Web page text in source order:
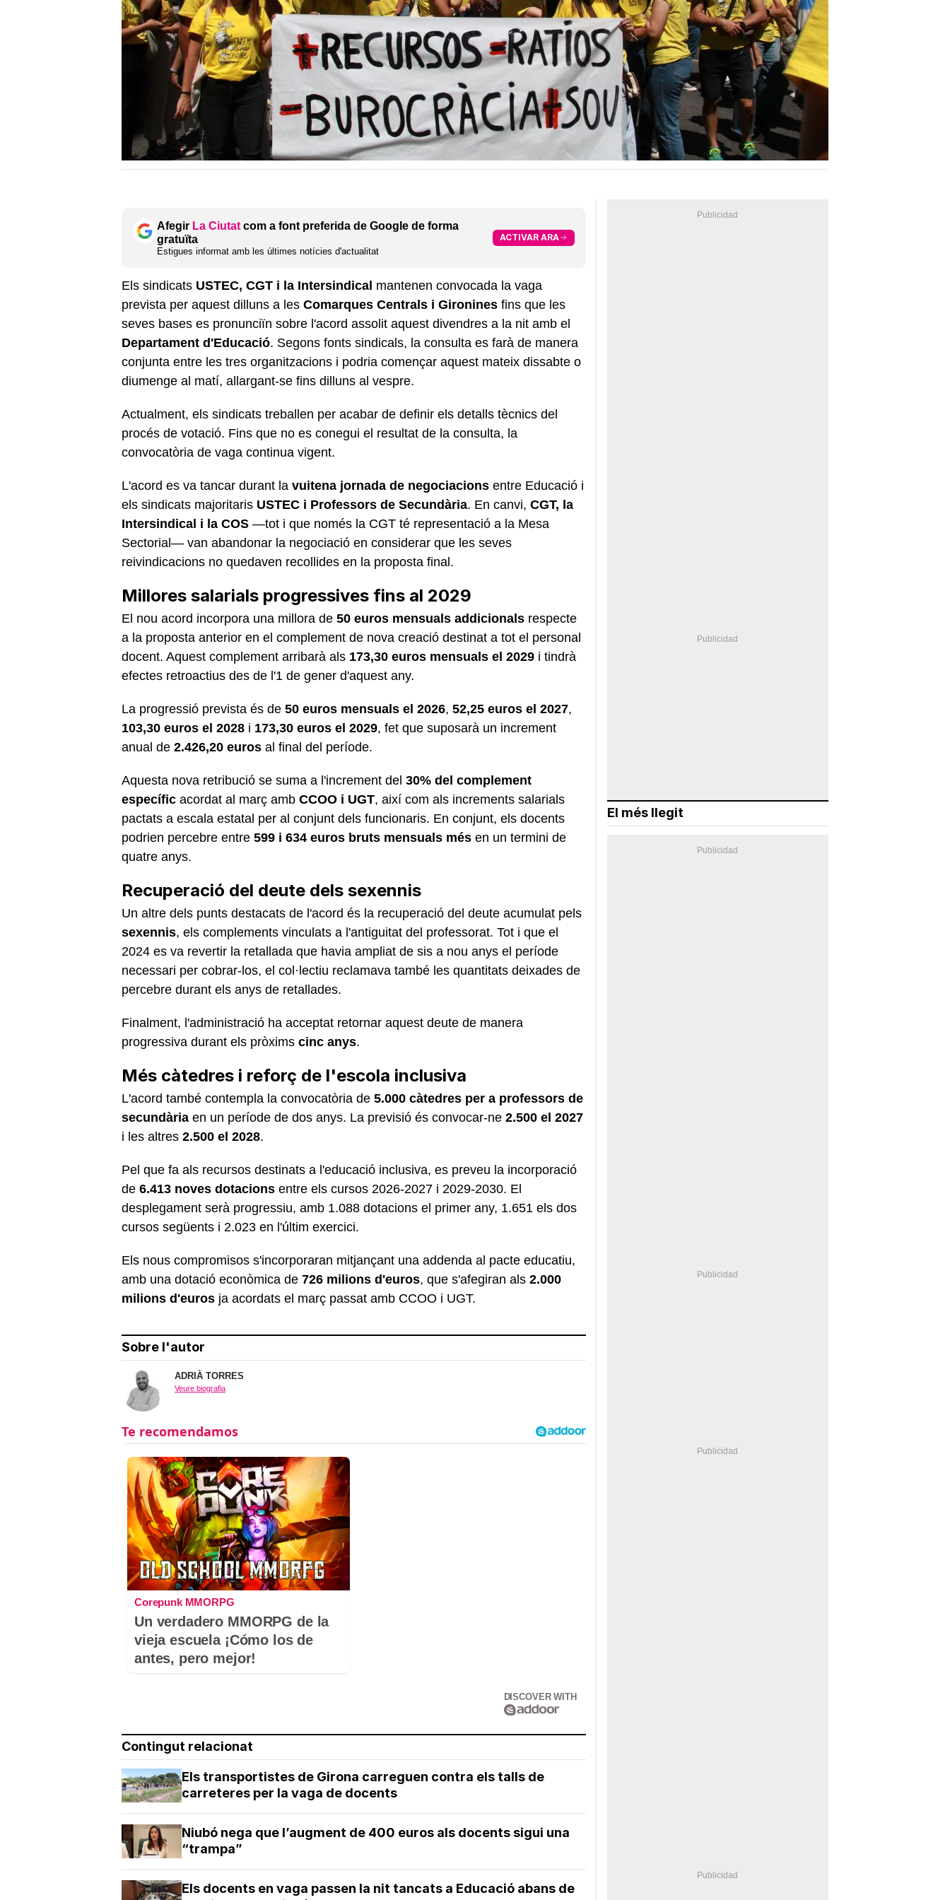
Afegir La Ciutat com a font preferida de Google de forma
gratuïta
Estigues informat amb les últimes notícies d'actualitat
ACTIVAR ARA
Els sindicats USTEC, CGT i la Intersindical mantenen convocada la vaga
prevista per aquest dilluns a les Comarques Centrals i Gironines fins que les
seves bases es pronunciïn sobre l'acord assolit aquest divendres a la nit amb el
Departament d'Educació. Segons fonts sindicals, la consulta es farà de manera
conjunta entre les tres organitzacions i podria començar aquest mateix dissabte o
diumenge al matí, allargant-se fins dilluns al vespre.
Actualment, els sindicats treballen per acabar de definir els detalls tècnics del
procés de votació. Fins que no es conegui el resultat de la consulta, la
convocatòria de vaga continua vigent.
L'acord es va tancar durant la vuitena jornada de negociacions entre Educació i
els sindicats majoritaris USTEC i Professors de Secundària. En canvi, CGT, la
Intersindical i la COS —tot i que només la CGT té representació a la Mesa
Sectorial— van abandonar la negociació en considerar que les seves
reivindicacions no quedaven recollides en la proposta final.
Millores salarials progressives fins al 2029
El nou acord incorpora una millora de 50 euros mensuals addicionals respecte
a la proposta anterior en el complement de nova creació destinat a tot el personal
docent. Aquest complement arribarà als 173,30 euros mensuals el 2029 i tindrà
efectes retroactius des de l'1 de gener d'aquest any.
La progressió prevista és de 50 euros mensuals el 2026, 52,25 euros el 2027,
103,30 euros el 2028 i 173,30 euros el 2029, fet que suposarà un increment
anual de 2.426,20 euros al final del període.
Aquesta nova retribució se suma a l'increment del 30% del complement
específic acordat al març amb CCOO i UGT, així com als increments salarials
pactats a escala estatal per al conjunt dels funcionaris. En conjunt, els docents
podrien percebre entre 599 i 634 euros bruts mensuals més en un termini de
quatre anys.
Recuperació del deute dels sexennis
Un altre dels punts destacats de l'acord és la recuperació del deute acumulat pels
sexennis, els complements vinculats a l'antiguitat del professorat. Tot i que el
2024 es va revertir la retallada que havia ampliat de sis a nou anys el període
necessari per cobrar-los, el col·lectiu reclamava també les quantitats deixades de
percebre durant els anys de retallades.
Finalment, l'administració ha acceptat retornar aquest deute de manera
progressiva durant els pròxims cinc anys.
Més càtedres i reforç de l'escola inclusiva
L'acord també contempla la convocatòria de 5.000 càtedres per a professors de
secundària en un període de dos anys. La previsió és convocar-ne 2.500 el 2027
i les altres 2.500 el 2028.
Pel que fa als recursos destinats a l'educació inclusiva, es preveu la incorporació
de 6.413 noves dotacions entre els cursos 2026-2027 i 2029-2030. El
desplegament serà progressiu, amb 1.088 dotacions el primer any, 1.651 els dos
cursos següents i 2.023 en l'últim exercici.
Els nous compromisos s'incorporaran mitjançant una addenda al pacte educatiu,
amb una dotació econòmica de 726 milions d'euros, que s'afegiran als 2.000
milions d'euros ja acordats el març passat amb CCOO i UGT.
Sobre l'autor
ADRIÀ TORRES
Veure biografia
Corepunk MMORPG
Un verdadero MMORPG de la
vieja escuela ¡Cómo los de
antes, pero mejor!
DISCOVER WITH
Contingut relacionat
Els transportistes de Girona carreguen contra els talls de
carreteres per la vaga de docents
Niubó nega que l’augment de 400 euros als docents sigui una
“trampa”
Els docents en vaga passen la nit tancats a Educació abans de
El més llegit